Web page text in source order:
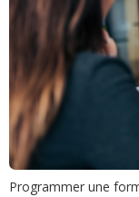
Programmer une